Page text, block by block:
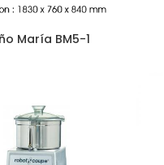
María BM5-1